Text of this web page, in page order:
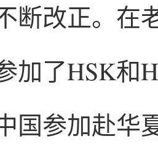
断改正。在
加了HSK和
国参加赴华